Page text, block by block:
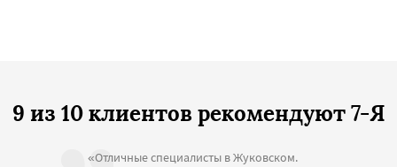
9 из 10 клиентов рекомендуют 7-Я
«Отличные специалисты в Жуковском.